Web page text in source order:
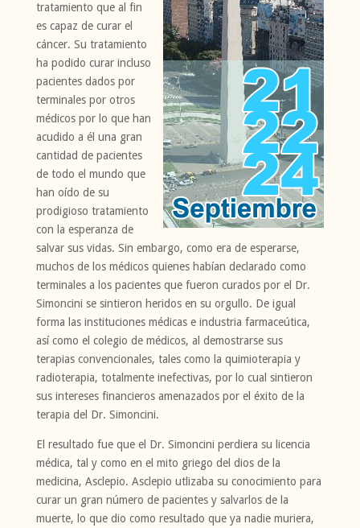
tratamiento que al fin
es capaz de curar el
cáncer. Su tratamiento
ha podido curar incluso
pacientes dados por
terminales por otros
médicos por lo que han
acudido a él una gran
cantidad de pacientes
de todo el mundo que
han oído de su
prodigioso tratamiento
con la esperanza de
salvar sus vidas. Sin embargo, como era de esperarse,
muchos de los médicos quienes habían declarado como
terminales a los pacientes que fueron curados por el Dr.
Simoncini se sintieron heridos en su orgullo. De igual
forma las instituciones médicas e industria farmaceútica,
así como el colegio de médicos, al demostrarse sus
terapias convencionales, tales como la quimioterapia y
radioterapia, totalmente inefectivas, por lo cual sintieron
sus intereses financieros amenazados por el éxito de la
terapia del Dr. Simoncini.
El resultado fue que el Dr. Simoncini perdiera su licencia
médica, tal y como en el mito griego del dios de la
medicina, Asclepio. Asclepio utlizaba su conocimiento para
curar un gran número de pacientes y salvarlos de la
muerte, lo que dio como resultado que ya nadie muriera,